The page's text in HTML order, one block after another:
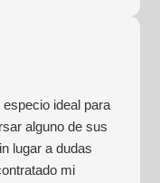
ideal para
alguno de sus
lugar a dudas
mi